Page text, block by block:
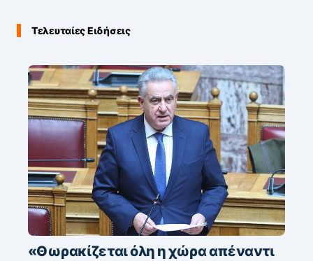
Τελευταίες Ειδήσεις
«Θωρακίζεται όλη η χώρα απέναντι